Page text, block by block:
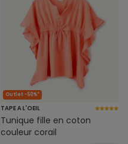
Outlet -50%*
TAPE A L'OEIL
Tunique fille en coton
couleur corail